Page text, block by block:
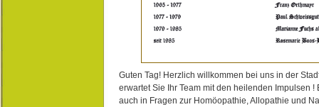
Guten Tag! Herzlich willkommen bei uns in der
erwartet Sie Ihr Team mit den heilenden Impulsen !
auch in Fragen zur Homöopathie, Allopathie und